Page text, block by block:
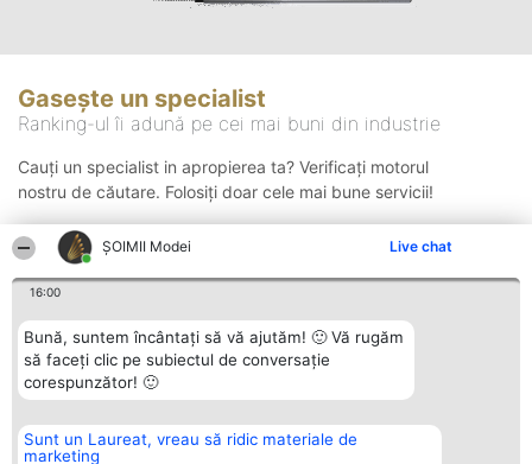
ȘOIMII Modei Live chat
16:00
Bună, suntem încântați să vă ajutăm! 🙂 Vă rugăm
să faceți clic pe subiectul de conversație
corespunzător! 🙂
Sunt un Laureat, vreau să ridic materiale de
marketing
Gasește un specialist
Ranking-ul îi adună pe cei mai buni din industrie
Cauți un specialist in apropierea ta? Verificați motorul
nostru de căutare. Folosiți doar cele mai bune servicii!
Organizator Ranking
BRIGHT SOLUTIONS BR SRL
Plebiscyt Contact